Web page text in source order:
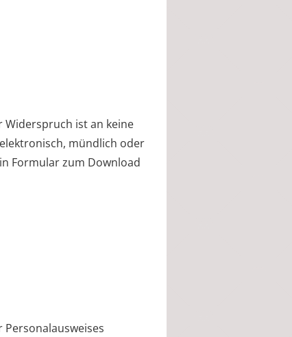
ist an keine
mündlich oder
Formular zum Download